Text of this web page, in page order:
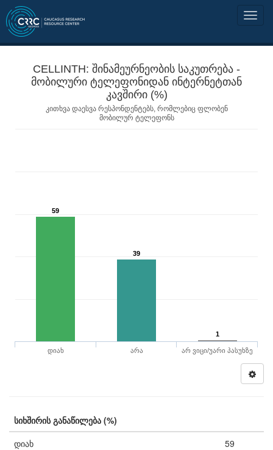
CELLINTH: შინამეურნეობის საკუთრება -
მობილური ტელეფონიდან ინტერნეტთან
კავშირი (%)
კითხვა დაესვა რესპონდენტებს, რომლებიც ფლობენ
მობილურ ტელეფონს
59
39
1
დიახ არა არ ვიცი/უარი პასუხზე
სიხშირის განაწილება (%)
დიახ
59